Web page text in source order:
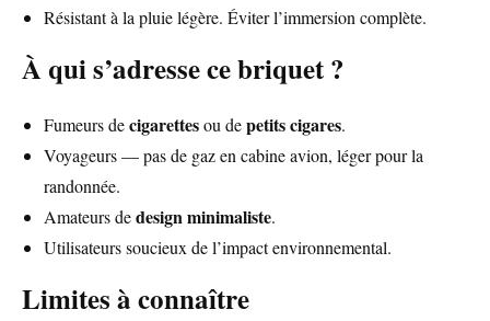
Résistant à la pluie légère. Éviter l’immersion complète.
À qui s’adresse ce briquet ?
Fumeurs decigarettesou depetits cigares.
Voyageurs — pas de gaz en cabine avion, léger pour la
randonnée.
Amateurs dedesign minimaliste.
Utilisateurs soucieux de l’impact environnemental.
Limites à connaître